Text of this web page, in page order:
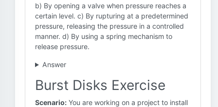
b) By opening a valve when pressure reaches a
certain level. c) By rupturing at a predetermined
pressure, releasing the pressure in a controlled
manner. d) By using a spring mechanism to
release pressure.
Answer
Burst Disks Exercise
Scenario: You are working on a project to install